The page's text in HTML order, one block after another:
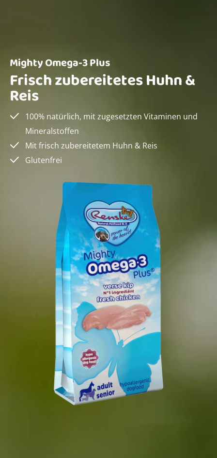
Mighty Omega-3 Plus
Frisch zubereitetes Huhn &
Reis
100% natürlich, mit zugesetzten Vitaminen und
Mineralstoffen
Mit frisch zubereitetem Huhn & Reis
Glutenfrei